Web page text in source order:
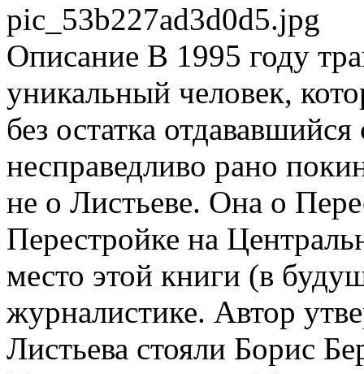
pic_53b227ad3d0d5.jpg
Описание В 1995 году
уникальный человек,
без остатка
несправедливо рано
не о Листьеве. Она о
Перестройке на
место этой книги (в
журналистике. Автор
Листьева стояли Борис